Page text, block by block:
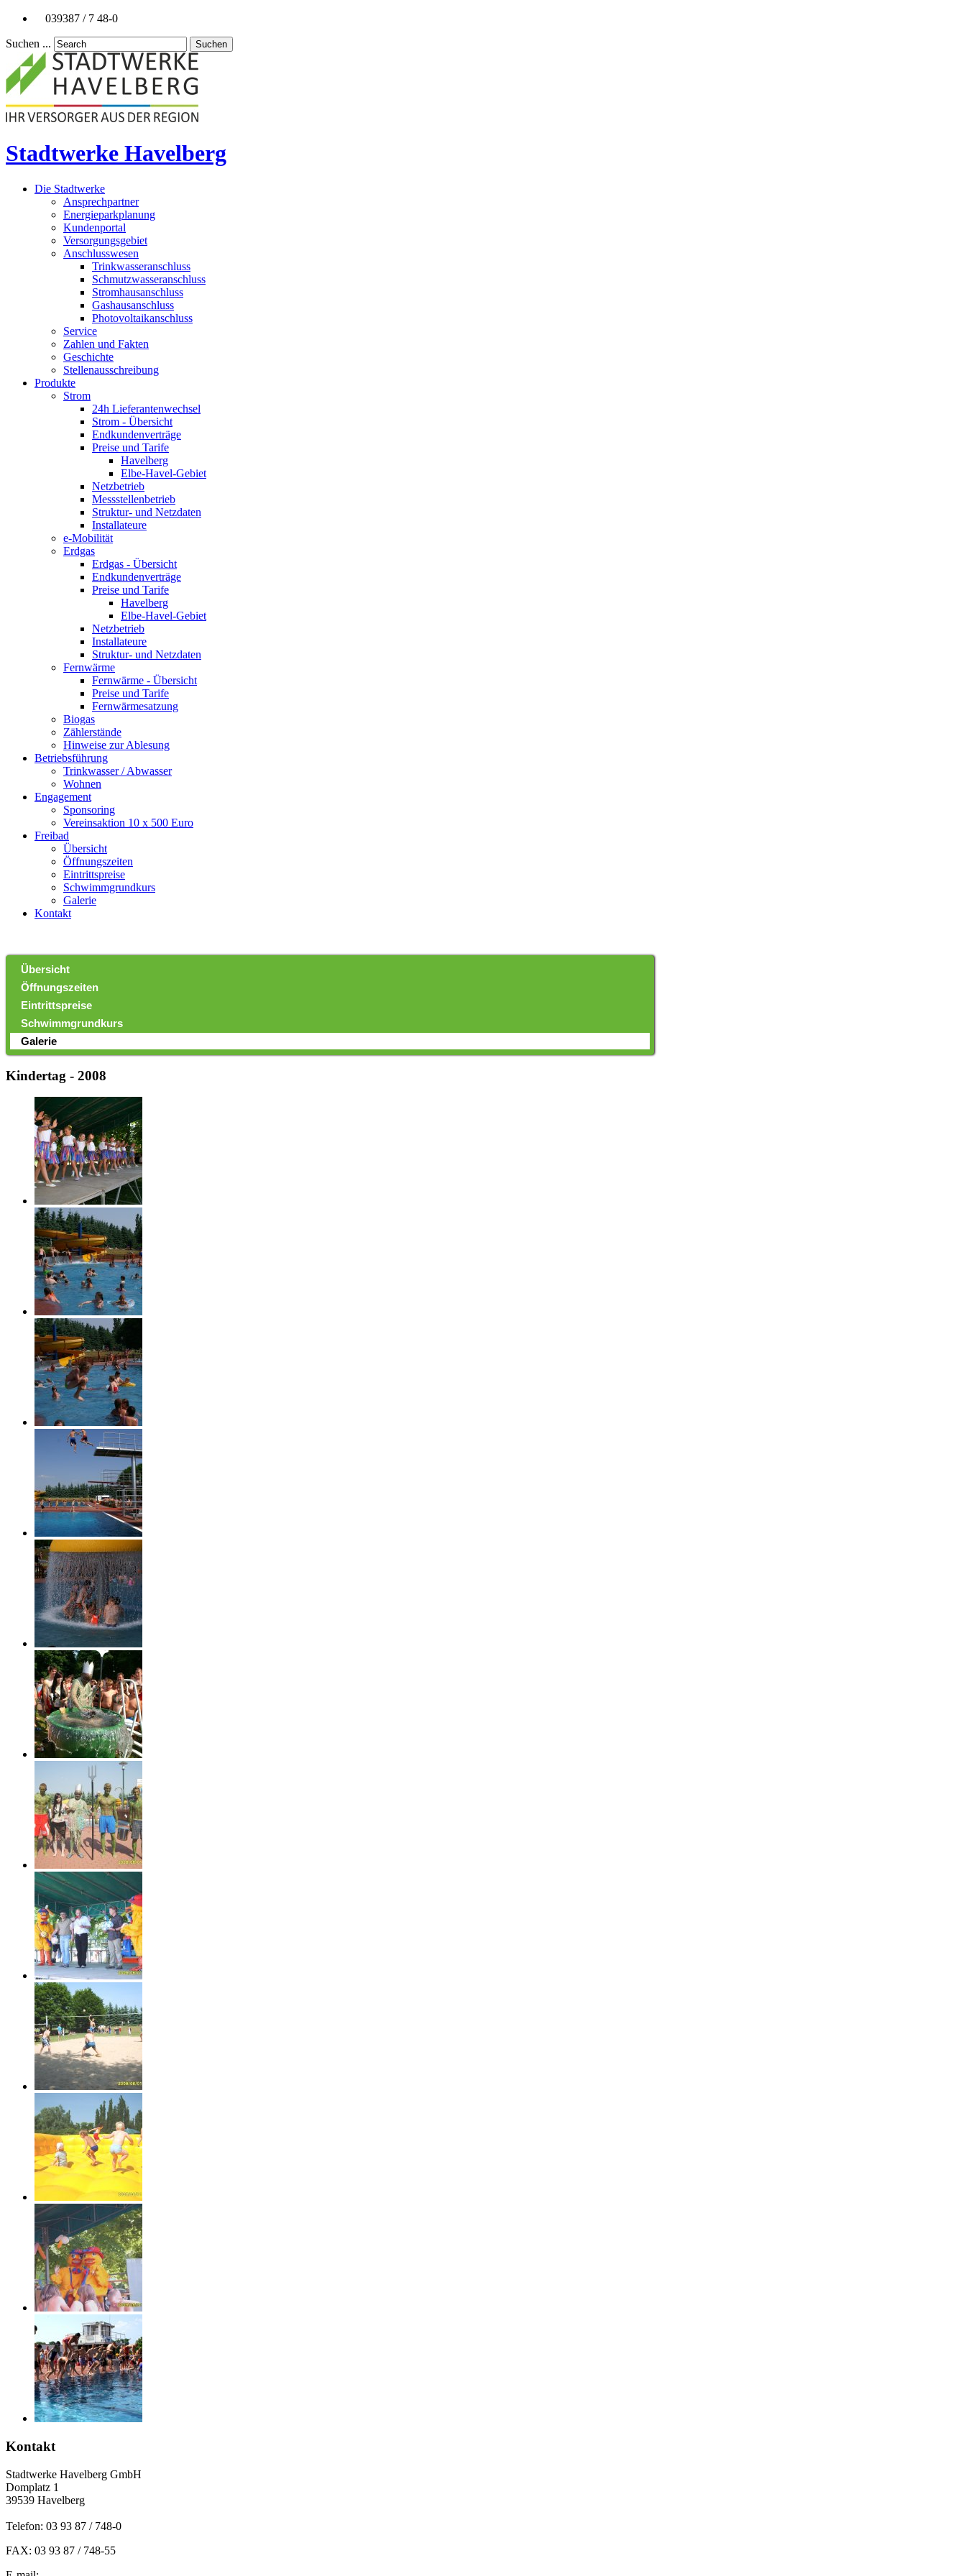
039387 / 7 48-0
Suchen ... Suchen
Stadtwerke Havelberg
Die Stadtwerke
Ansprechpartner
Energieparkplanung
Kundenportal
Versorgungsgebiet
Anschlusswesen
Trinkwasseranschluss
Schmutzwasseranschluss
Stromhausanschluss
Gashausanschluss
Photovoltaikanschluss
Service
Zahlen und Fakten
Geschichte
Stellenausschreibung
Produkte
Strom
24h Lieferantenwechsel
Strom - Übersicht
Endkundenverträge
Preise und Tarife
Havelberg
Elbe-Havel-Gebiet
Netzbetrieb
Messstellenbetrieb
Struktur- und Netzdaten
Installateure
e-Mobilität
Erdgas
Erdgas - Übersicht
Endkundenverträge
Preise und Tarife
Havelberg
Elbe-Havel-Gebiet
Netzbetrieb
Installateure
Struktur- und Netzdaten
Fernwärme
Fernwärme - Übersicht
Preise und Tarife
Fernwärmesatzung
Biogas
Zählerstände
Hinweise zur Ablesung
Betriebsführung
Trinkwasser / Abwasser
Wohnen
Engagement
Sponsoring
Vereinsaktion 10 x 500 Euro
Freibad
Übersicht
Öffnungszeiten
Eintrittspreise
Schwimmgrundkurs
Galerie
Kontakt
Übersicht
Öffnungszeiten
Eintrittspreise
Schwimmgrundkurs
Galerie
Kindertag - 2008
Kontakt
Stadtwerke Havelberg GmbH
Domplatz 1
39539 Havelberg
Telefon: 03 93 87 / 748-0
FAX: 03 93 87 / 748-55